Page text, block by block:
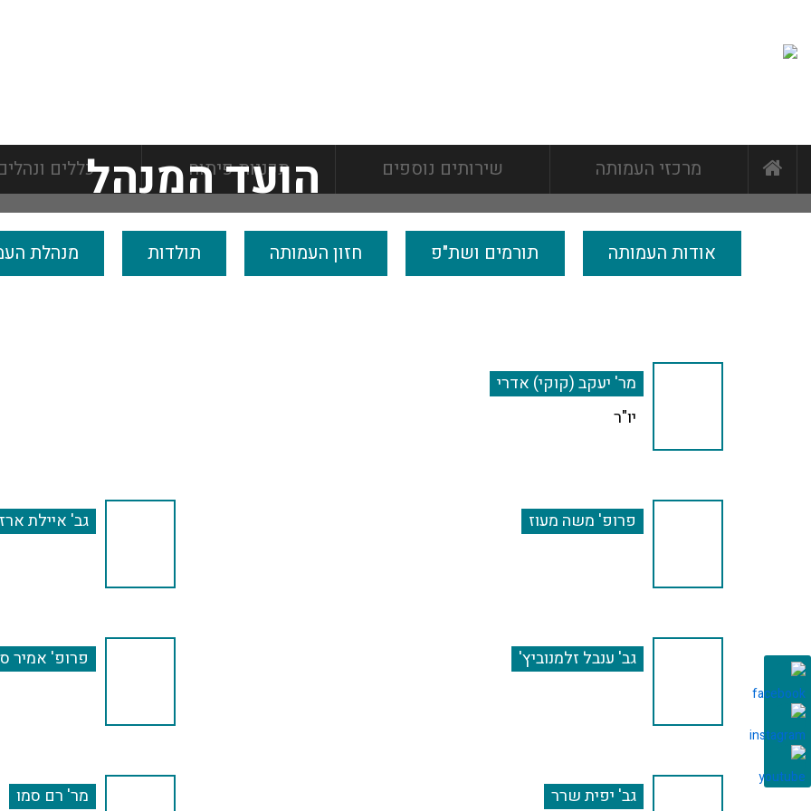
מרכזי העמותה שירותים נוספים תכניות פיתוח כלליםהועד המנהל
אודות העמותה תורמים ושת"פ חזון העמותה תולדות מנהלת
מר' יעקב (קוקי) אדרי
יו"ר
פרופ' משה מעוז גב' איילת ארז
גב' ענבל זלמנוביץ' פרופ' אמיר
גב' יפית שרר מר' רם סמו